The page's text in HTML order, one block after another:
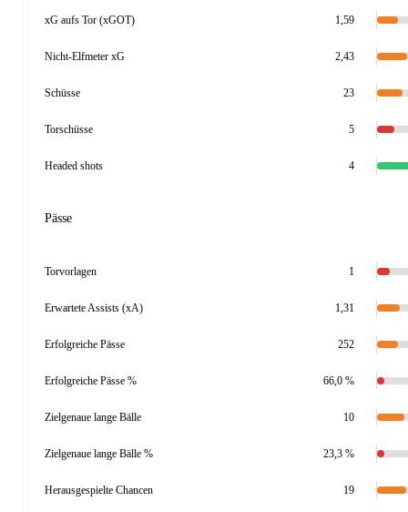
xG aufs Tor (xGOT) 1,59
Nicht-Elfmeter xG 2,43
Schüsse 23
Torschüsse 5
Headed shots 4
Pässe
Torvorlagen 1
Erwartete Assists (xA) 1,31
Erfolgreiche Pässe 252
Erfolgreiche Pässe % 66,0 %
Zielgenaue lange Bälle 10
Zielgenaue lange Bälle % 23,3 %
Herausgespielte Chancen 19